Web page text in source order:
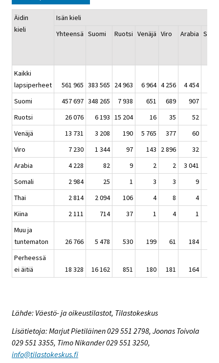
Äidin
kieli
Isän kieli
Yhteensä Suomi Ruotsi Venäjä Viro Arabia
Kaikki
lapsiperheet
561 965 383 565 24 963 6 964 4 256 4 454
Suomi
457 697 348 265 7 938 651 689 907
Ruotsi
26 076 6 193 15 204 16 35
52
Venäjä
13 731 3 208 190 5 765 377
60
Viro
7 230 1 344 97 143 2 896
32
Arabia
4 228 82 9 2 2
3 041
Somali
2 984 25 1 3 3 9
Thai
2 814 2 094 106 4 8
4
Kiina
2 111 714 37 1 4
1
Muu ja
tuntematon
26 766 5 478 530 199 61 184
Perheessä
ei äitiä
18 328 16 162 851 180 181 164
Lähde: Väestö- ja oikeustilastot, Tilastokeskus
Lisätietoja: Marjut Pietiläinen 029 551 2798, Joonas Toivola
029 551 3355, Timo Nikander 029 551 3250,
info@tilastokeskus.fi